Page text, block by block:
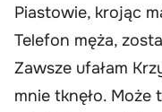
Piastowie, krojąc
Telefon męża,
Zawsze ufałam
mnie tknęło. Może